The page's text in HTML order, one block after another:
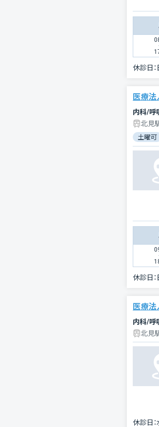
休診日：
医療法
内科/呼
北見
土曜可
休診日：
医療法
内科/呼
北見
休診日：